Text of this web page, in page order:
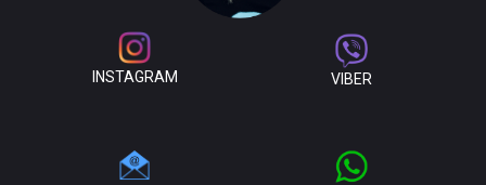
VIBER
INSTAGRAM